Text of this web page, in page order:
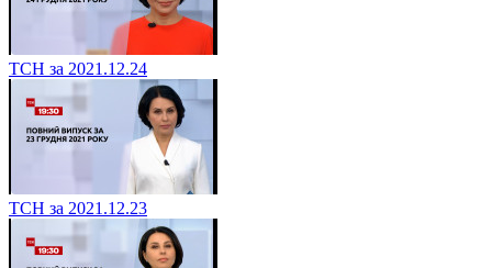
ТСН за 2021.12.24
ТСН за 2021.12.23